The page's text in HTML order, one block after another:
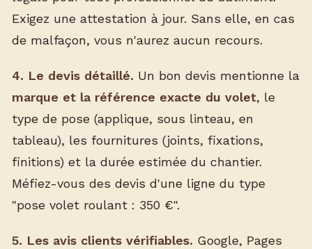
Exigez une attestation à jour. Sans elle, en cas
de malfaçon, vous n'aurez aucun recours.
4. Le devis détaillé. Un bon devis mentionne la
marque et la référence exacte du volet, le
type de pose (applique, sous linteau, en
tableau), les fournitures (joints, fixations,
finitions) et la durée estimée du chantier.
Méfiez-vous des devis d'une ligne du type
"pose volet roulant : 350 €".
5. Les avis clients vérifiables. Google, Pages